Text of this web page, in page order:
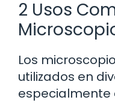
2 Usos
Los
utilizados en
especialmente